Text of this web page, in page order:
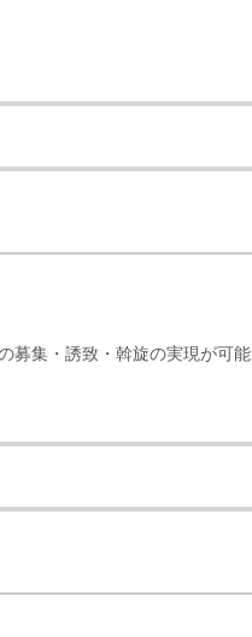
募集・誘致・斡旋の実現が可能